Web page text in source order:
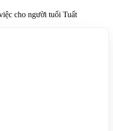
cho người tuổi Tuất